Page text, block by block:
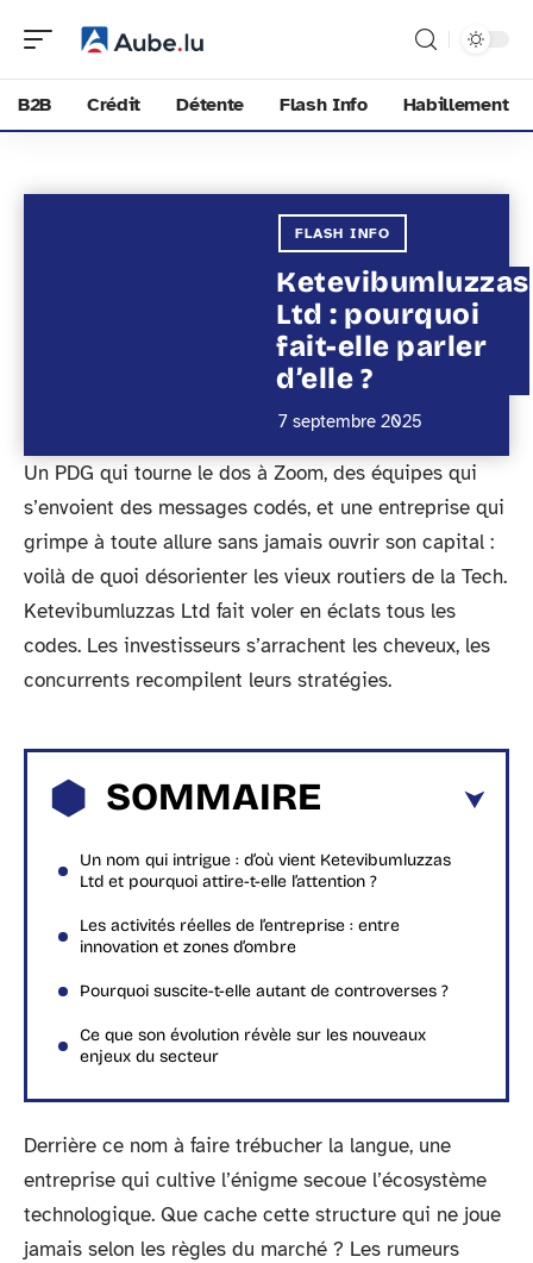
B2B Crédit Détente Flash Info Habillement
FLASH INFO
Ketevibumluzzas
Ltd : pourquoi
fait-elle parler
d’elle ?
7 septembre 2025
Un PDG qui tourne le dos à Zoom, des équipes qui
s’envoient des messages codés, et une entreprise qui
grimpe à toute allure sans jamais ouvrir son capital :
voilà de quoi désorienter les vieux routiers de la Tech.
Ketevibumluzzas Ltd fait voler en éclats tous les
codes. Les investisseurs s’arrachent les cheveux, les
concurrents recompilent leurs stratégies.
SOMMAIRE
Un nom qui intrigue : d’où vient Ketevibumluzzas
Ltd et pourquoi attire-t-elle l’attention ?
Les activités réelles de l’entreprise : entre
innovation et zones d’ombre
Pourquoi suscite-t-elle autant de controverses ?
Ce que son évolution révèle sur les nouveaux
enjeux du secteur
Derrière ce nom à faire trébucher la langue, une
entreprise qui cultive l’énigme secoue l’écosystème
technologique. Que cache cette structure qui ne joue
jamais selon les règles du marché ? Les rumeurs